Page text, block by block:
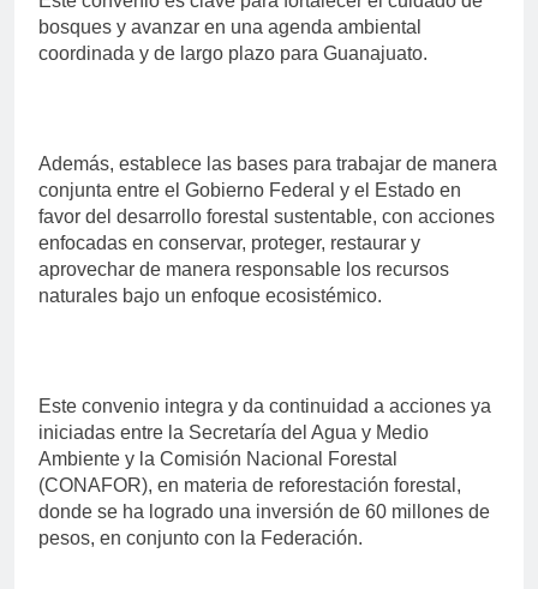
bosques y avanzar en una agenda ambiental
coordinada y de largo plazo para Guanajuato.
Además, establece las bases para trabajar de manera
conjunta entre el Gobierno Federal y el Estado en
favor del desarrollo forestal sustentable, con acciones
enfocadas en conservar, proteger, restaurar y
aprovechar de manera responsable los recursos
naturales bajo un enfoque ecosistémico.
Este convenio integra y da continuidad a acciones ya
iniciadas entre la Secretaría del Agua y Medio
Ambiente y la Comisión Nacional Forestal
(CONAFOR), en materia de reforestación forestal,
donde se ha logrado una inversión de 60 millones de
pesos, en conjunto con la Federación.